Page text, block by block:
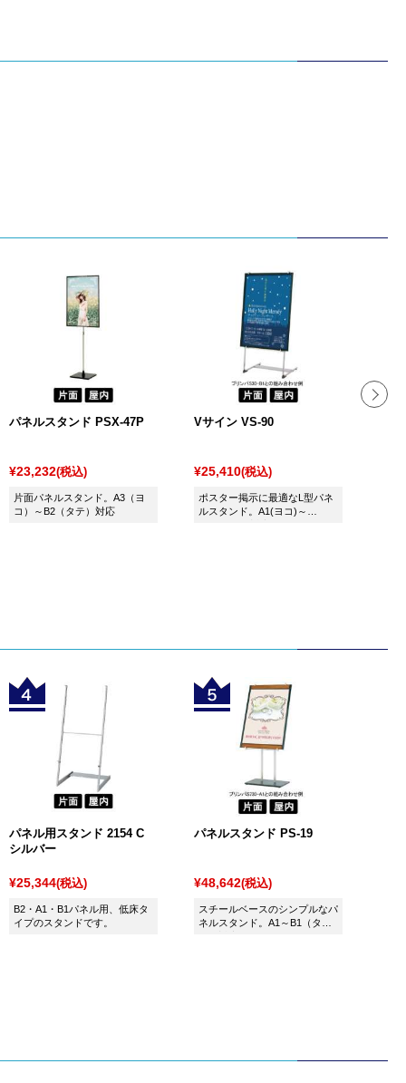
パネルスタンド PSX-47P
¥23,232(税込)
片面パネルスタンド。A3（ヨ
コ）～B2（タテ）対応
Vサイン VS-90
¥25,410(税込)
ポスター掲示に最適なL型パネ
ルスタンド。A1(ヨコ)～
パネル用スタンド 2154 C
シルバー
¥25,344(税込)
B2・A1・B1パネル用、低床タ
イプのスタンドです。
パネルスタンド PS-19
¥48,642(税込)
スチールベースのシンプルなパ
ネルスタンド。A1～B1（タ